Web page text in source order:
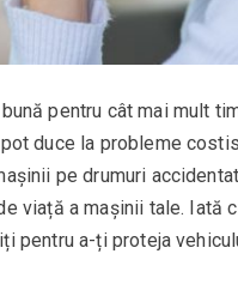
pentru cât mai mult
duce la probleme
pe drumuri
viață a mașinii tale. Iată
pentru a-ți proteja